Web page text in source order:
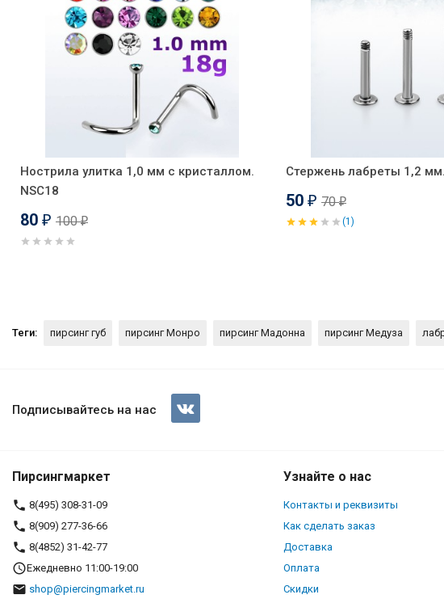
Нострила улитка 1,0 мм с кристаллом.
NSC18
80 ₽ 100₽
Стержень лабреты 1,2
50 ₽ 70₽
(1)
Теги: пирсинг губ пирсинг Монро пирсинг Мадонна пирсинг Медуза
Интернал-лабрета 1,2 мм. Шарик-
вставкой. LBIC
Подписывайтесь на нас
Пирсингмаркет
8(495) 308-31-09
8(909) 277-36-66
8(4852) 31-42-77
Ежедневно 11:00-19:00
shop@piercingmarket.ru
Узнайте о нас
Контакты и реквизиты
Как сделать заказ
Доставка
Оплата
Скидки